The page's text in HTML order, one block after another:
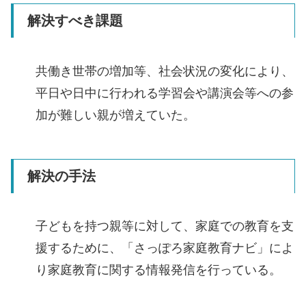
解決すべき課題
共働き世帯の増加等、社会状況の変化により、
平日や日中に行われる学習会や講演会等への参
加が難しい親が増えていた。
解決の手法
子どもを持つ親等に対して、家庭での教育を支
援するために、「さっぽろ家庭教育ナビ」によ
り家庭教育に関する情報発信を行っている。